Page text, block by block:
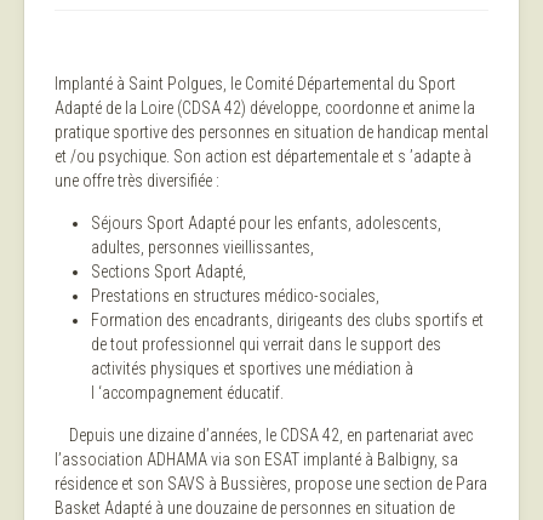
Implanté à Saint Polgues, le Comité Départemental du Sport
Adapté de la Loire (CDSA 42) développe, coordonne et anime la
pratique sportive des personnes en situation de handicap mental
et /ou psychique. Son action est départementale et s ’adapte à
une offre très diversifiée :
Séjours Sport Adapté pour les enfants, adolescents,
adultes, personnes vieillissantes,
Sections Sport Adapté,
Prestations en structures médico-sociales,
Formation des encadrants, dirigeants des clubs sportifs et
de tout professionnel qui verrait dans le support des
activités physiques et sportives une médiation à
l ‘accompagnement éducatif.
Depuis une dizaine d’années, le CDSA 42, en partenariat avec
l’association ADHAMA via son ESAT implanté à Balbigny, sa
résidence et son SAVS à Bussières, propose une section de Para
Basket Adapté à une douzaine de personnes en situation de